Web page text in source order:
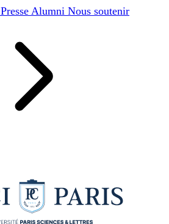
Presse Alumni Nous soutenir